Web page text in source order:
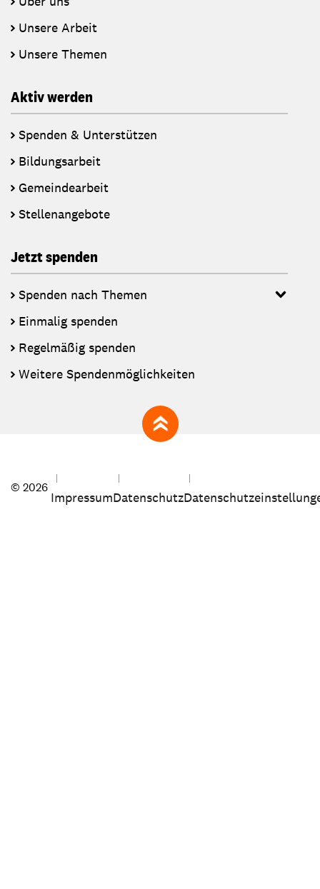
Unsere Arbeit
Unsere Themen
Aktiv werden
Spenden & Unterstützen
Bildungsarbeit
Gemeindearbeit
Stellenangebote
Jetzt spenden
Spenden nach Themen
Einmalig spenden
Regelmäßig spenden
Weitere Spendenmöglichkeiten
zum Seitenanfang
© 2026
ImpressumDatenschutz